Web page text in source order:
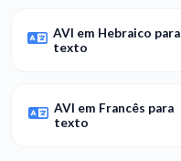
AVI em Hebraico para
texto
AVI em Francês para
texto